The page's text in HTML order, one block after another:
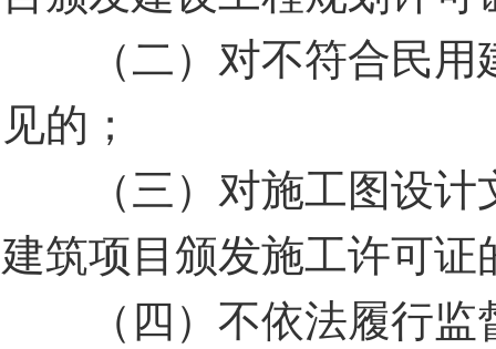
（二）对不符合民用
见的；
（三）对施工图设计
建筑项目颁发施工许可证
（四）不依法履行监